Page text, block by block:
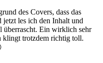
des Covers, dass das
les ich den Inhalt und
überrascht. Ein wirklich sehr
klingt trotzdem richtig toll.